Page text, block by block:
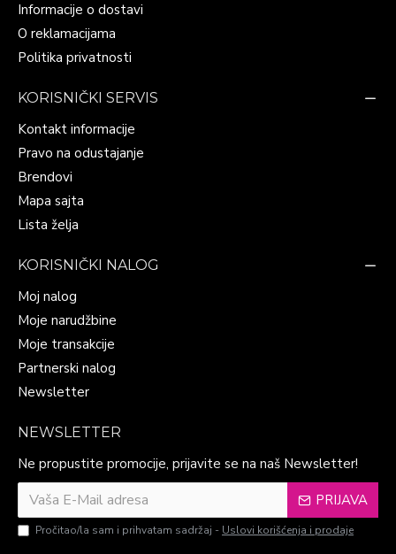
Informacije o dostavi
O reklamacijama
Politika privatnosti
KORISNIČKI SERVIS
Kontakt informacije
Pravo na odustajanje
Brendovi
Mapa sajta
Lista želja
KORISNIČKI NALOG
Moj nalog
Moje narudžbine
Moje transakcije
Partnerski nalog
Newsletter
NEWSLETTER
Ne propustite promocije, prijavite se na naš Newsletter!
PRIJAVA
Pročitao/la sam i prihvatam sadržaj - Uslovi korišćenja i prodaje